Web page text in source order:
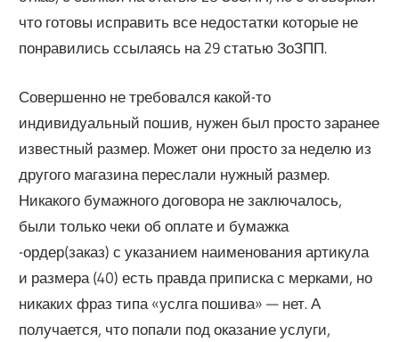
что готовы исправить все недостатки которые не
понравились ссылаясь на 29 статью ЗоЗПП.
Совершенно не требовался какой-то
индивидуальный пошив, нужен был просто заранее
известный размер. Может они просто за неделю из
другого магазина переслали нужный размер.
Никакого бумажного договора не заключалось,
были только чеки об оплате и бумажка
-ордер(заказ) с указанием наименования артикула
и размера (40) есть правда приписка с мерками, но
никаких фраз типа «услга пошива» — нет. А
получается, что попали под оказание услуги,